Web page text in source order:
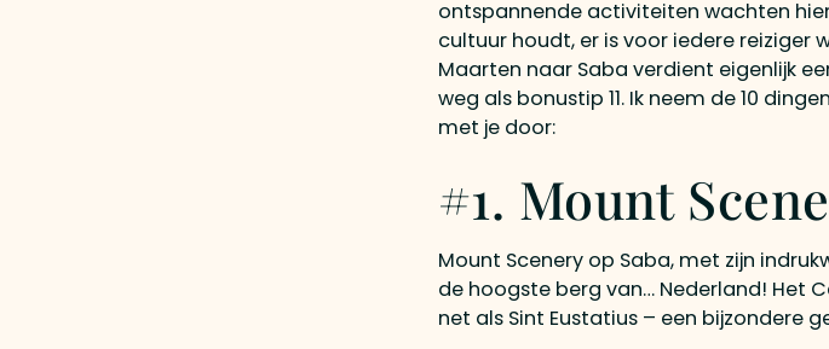
ontspannende activiteiten wachten
cultuur houdt, er is voor iedere reiziger
Maarten naar Saba verdient eigenlijk
weg als bonustip 11. Ik neem de 10
met je door:
#1. Mount
Mount Scenery op Saba, met zijn
de hoogste berg van… Nederland! Het
net als Sint Eustatius – een bijzondere